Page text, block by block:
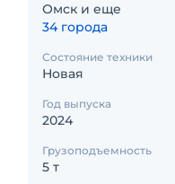
Омск и еще
34 города
Состояние техники
Новая
Год выпуска
2024
Грузоподъемность
5 т